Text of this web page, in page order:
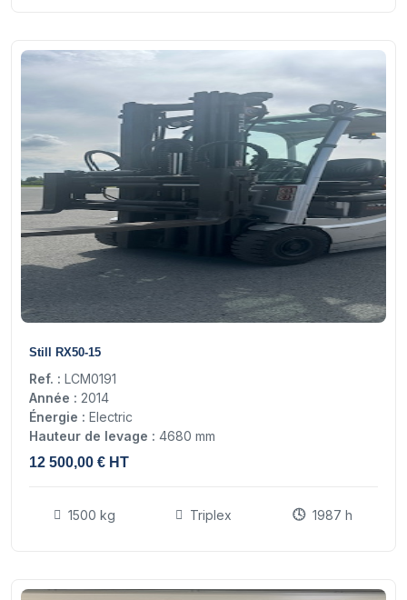
Still RX50-15
Ref. : LCM0191
Année : 2014
Énergie : Electric
Hauteur de levage : 4680 mm
12 500,00 € HT
1500 kg Triplex 1987 h